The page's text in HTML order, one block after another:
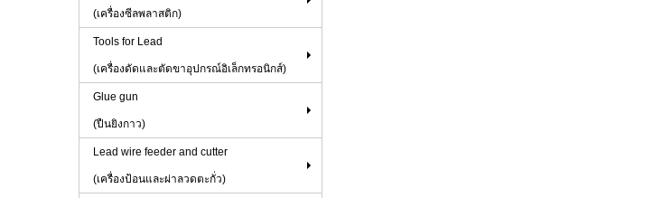
(เครื่องซีลพลาสติก)
Tools for Lead
(เครื่องดัดและตัดขาอุปกรณ์อิเล็กทรอนิกส์)
Glue gun
(ปืนยิงกาว)
Lead wire feeder and cutter
(เครื่องป้อนและผ่าลวดตะกั่ว)